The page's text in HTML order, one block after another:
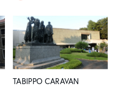
TABIPPO CARAVAN